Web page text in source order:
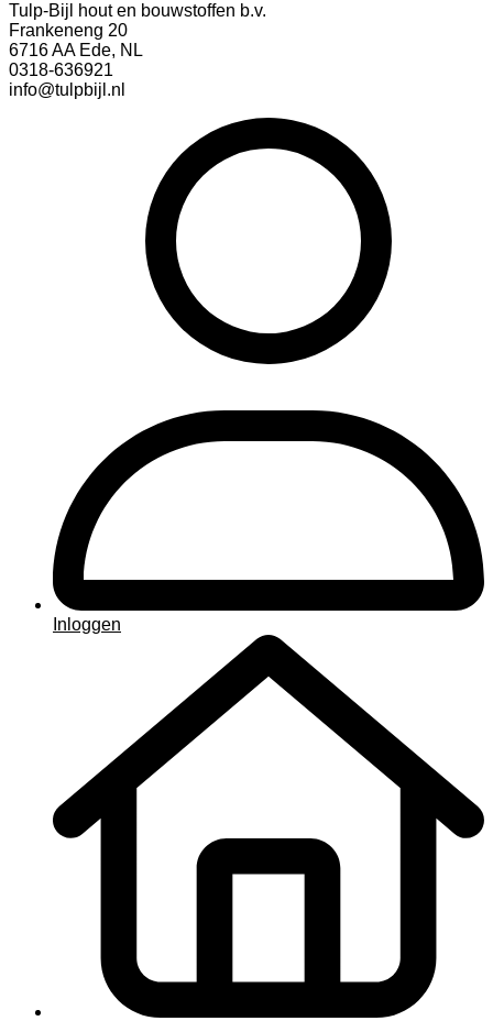
Tulp-Bijl hout en bouwstoffen b.v.
Frankeneng 20
6716 AA Ede, NL
0318-636921
info@tulpbijl.nl
Inloggen